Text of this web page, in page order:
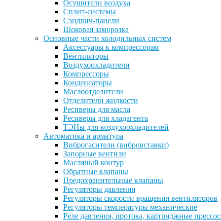
Осушители воздуха
Сплит-системы
Сэндвич-панели
Шоковая заморозка
Основные части холодильных систем
Аксессуары к компрессорам
Вентиляторы
Воздухоохладители
Компрессоры
Конденсаторы
Маслоотделители
Отделители жидкости
Ресиверы для масла
Ресиверы для хладагента
ТЭНы для воздухоохладителей
Автоматика и арматура
Виброгасители (вибровставки)
Запорные вентили
Масляный контур
Обратные клапаны
Предохранительные клапаны
Регуляторы давления
Регуляторы скорости вращения вентиляторов
Регуляторы температуры механические
Реле давления, протока, картриджные